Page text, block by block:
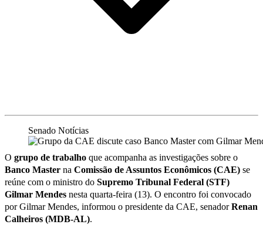
Senado Notícias
O grupo de trabalho que acompanha as investigações sobre o
Banco Master na Comissão de Assuntos Econômicos (CAE) se
reúne com o ministro do Supremo Tribunal Federal (STF)
Gilmar Mendes nesta quarta-feira (13). O encontro foi convocado
por Gilmar Mendes, informou o presidente da CAE, senadorRenan
Calheiros (MDB-AL).